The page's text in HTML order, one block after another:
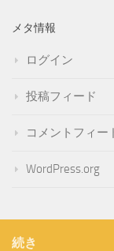
メタ情報
ログイン
投稿フィード
コメントフィー
WordPress.org
続き